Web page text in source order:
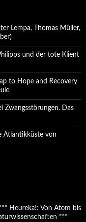
Lempa, Thomas Müller,
und der tote Klient
to Hope and Recovery
Zwangsstörungen. Das
Atlantikküste von
Heureka!: Von Atom bis
***